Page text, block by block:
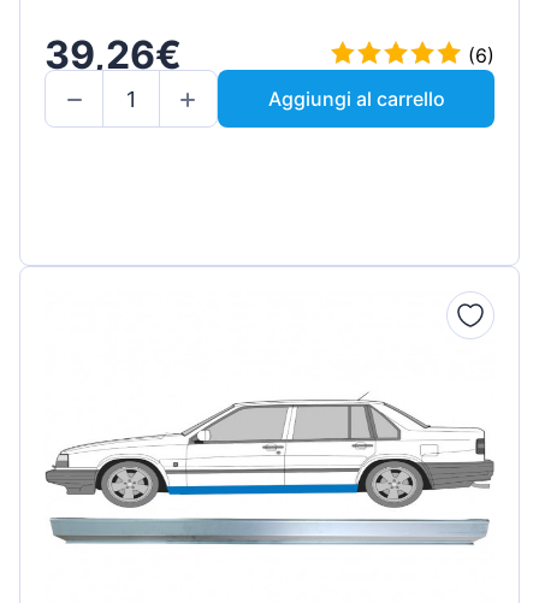
39,26€
(6)
Aggiungi al carrello